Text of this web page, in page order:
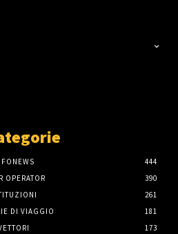
444
OPERATOR
390
261
DI VIAGGIO
181
173